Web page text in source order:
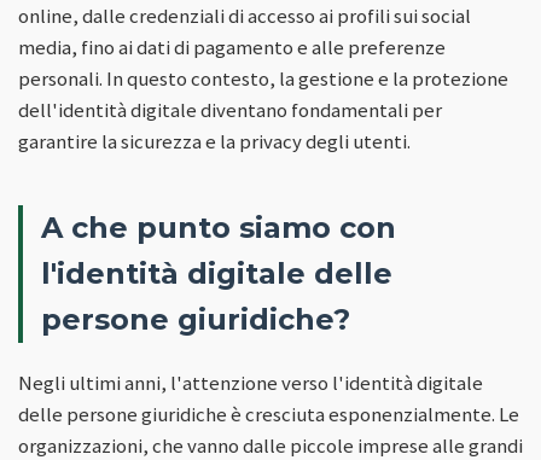
online, dalle credenziali di accesso ai profili sui social
media, fino ai dati di pagamento e alle preferenze
personali. In questo contesto, la gestione e la protezione
dell'identità digitale diventano fondamentali per
garantire la sicurezza e la privacy degli utenti.
A che punto siamo con
l'identità digitale delle
persone giuridiche?
Negli ultimi anni, l'attenzione verso l'identità digitale
delle persone giuridiche è cresciuta esponenzialmente. Le
organizzazioni, che vanno dalle piccole imprese alle grandi